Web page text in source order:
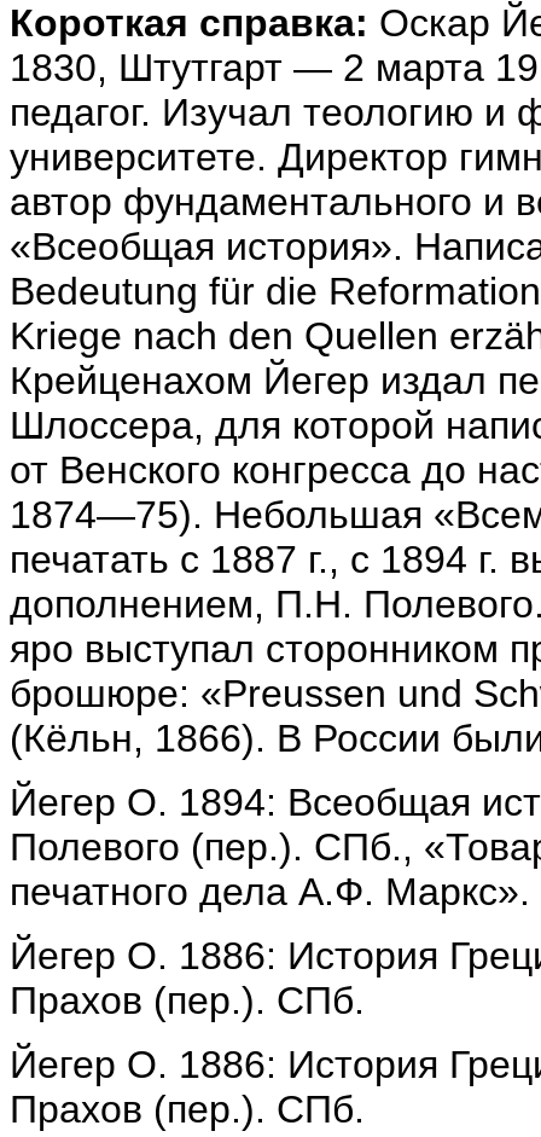
Короткая справка: Оскар
1830, Штутгарт — 2 марта
педагог. Изучал теологию
университете. Директор
автор фундаментального и
«Всеобщая история».
Bedeutung für die
Kriege nach den Quellen
Крейценахом Йегер издал
Шлоссера, для которой
от Венского конгресса до
1874—75). Небольшая
печатать с 1887 г., с 1894
дополнением, П.Н.
яро выступал сторонником
брошюре: «Preussen und
(Кёльн, 1866). В России
Йегер О. 1894: Всеобщая
Полевого (пер.). СПб.,
печатного дела А.Ф. Маркс».
Йегер О. 1886: История
Прахов (пер.). СПб.
Йегер О. 1886: История
Прахов (пер.). СПб.